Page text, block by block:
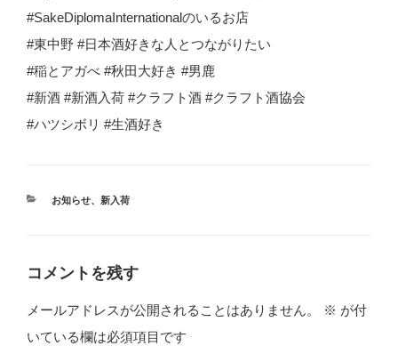
#SakeDiplomaInternationalのいるお店
#東中野 #日本酒好きな人とつながりたい
#稲とアガべ #秋田大好き #男鹿
#新酒 #新酒入荷 #クラフト酒 #クラフト酒協会
#ハツシボリ #生酒好き
カ
お知らせ、 新入荷
コメントを残す
メールアドレスが公開されることはありません。 ※ が付
いている欄は必須項目です